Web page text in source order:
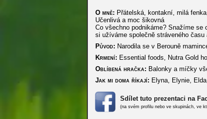
O mně: Přátelská, kontakní, milá
Učenlivá a moc šikovná
Co všechno podnikáme? Snažíme
si užíváme společně stráveného
Původ: Narodila se v Berouně
Krmení: Essential foods, Nutra Gold
Oblíbená hračka: Balonky a míčky
Jak mi doma říkají: Elyna, Elynie,
Sdílet tuto prezentaci na
(na svém profilu nebo ve skupinách, ve